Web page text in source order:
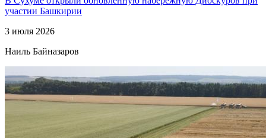
участии Башкирии
3 июля 2026
Наиль Байназаров